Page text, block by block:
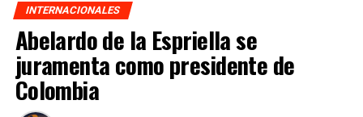
INTERNACIONALES
Abelardo de la Espriella se
juramenta como presidente de
Colombia